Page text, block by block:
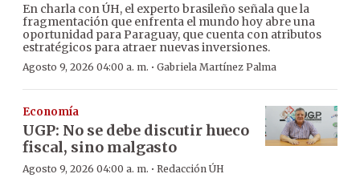
En charla con ÚH, el experto brasileño señala que la
fragmentación que enfrenta el mundo hoy abre una
oportunidad para Paraguay, que cuenta con atributos
estratégicos para atraer nuevas inversiones.
Agosto 9, 2026 04:00 a. m. · Gabriela Martínez Palma
Economía
UGP: No se debe discutir hueco
fiscal, sino malgasto
Agosto 9, 2026 04:00 a. m. · Redacción ÚH